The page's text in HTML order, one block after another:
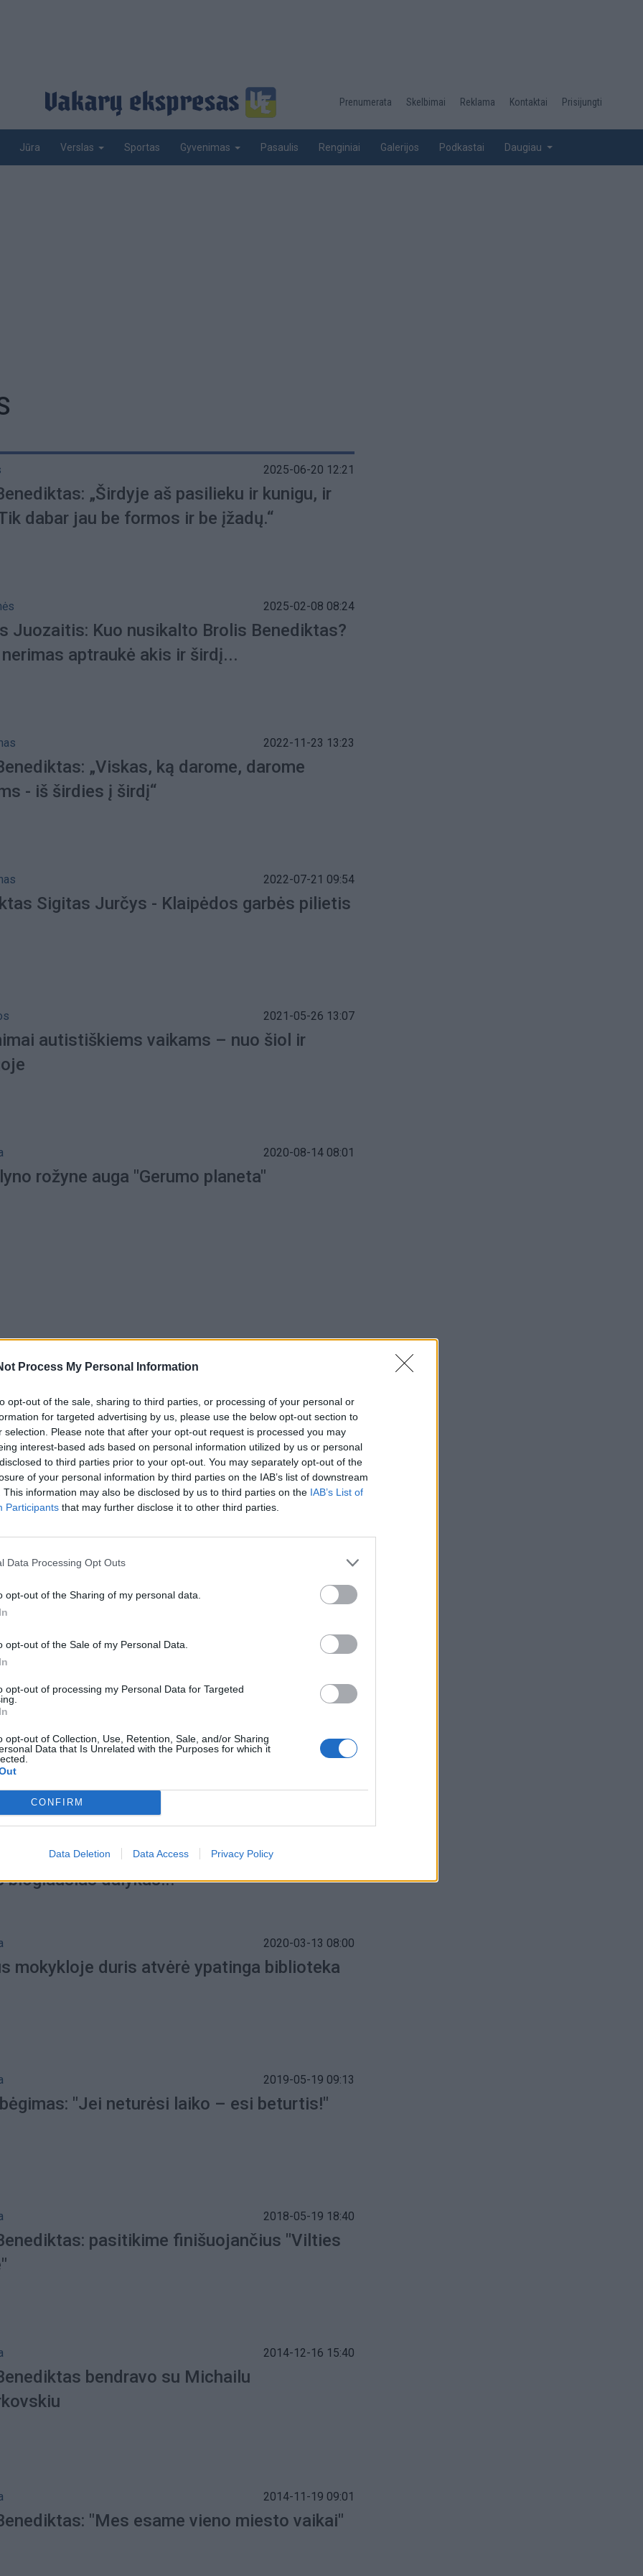
Process My Personal Information
opt-out of the sale, sharing to third parties, or processing of your personal or
for targeted advertising by us, please use the below opt-out section to
selection. Please note that after your opt-out request is processed you may
interest-based ads based on personal information utilized by us or personal
to third parties prior to your opt-out. You may separately opt-out of the
of your personal information by third parties on the IAB’s list of downstream
This information may also be disclosed by us to third parties on the IAB’s List of
Participants that may further disclose it to other third parties.
Data Processing Opt Outs
opt-out of the Sharing of my personal data.
opt-out of the Sale of my Personal Data.
opt-out of processing my Personal Data for Targeted
opt-out of Collection, Use, Retention, Sale, and/or Sharing
Data that Is Unrelated with the Purposes for which it
CONFIRM
Data Deletion Data Access Privacy Policy
Desktop
top
Prenumerata Skelbimai Reklama Kontaktai Prisijungti
Jūra Verslas Sportas Gyvenimas Pasaulis Renginiai Galerijos Podkastai Daugiau
2025-06-20 12:21
„Širdyje aš pasilieku ir kunigu, ir
dabar jau be formos ir be įžadų.“
2025-02-08 08:24
Juozaitis: Kuo nusikalto Brolis Benediktas?
aptraukė akis ir širdį...
2022-11-23 13:23
„Viskas, ką darome, darome
- iš širdies į širdį“
2022-07-21 09:54
Sigitas Jurčys - Klaipėdos garbės pilietis
2021-05-26 13:07
autistiškiems vaikams – nuo šiol ir
2020-08-14 08:01
rožyne auga "Gerumo planeta"
"Vilties miesto" žinutę pasiuntė netradiciniu
prof. Artūras Razbadauskas: „Kovojant
pasėti žmonėse baimę ir paniką –
blogiausias dalykas!..”
2020-03-13 08:00
mokykloje duris atvėrė ypatinga biblioteka
2019-05-19 09:13
"Jei neturėsi laiko – esi beturtis!"
2018-05-19 18:40
pasitikime finišuojančius "Vilties
2014-12-16 15:40
bendravo su Michailu
2014-11-19 09:01
"Mes esame vieno miesto vaikai"